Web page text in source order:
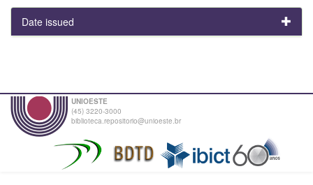
Date issued
UNIOESTE
(45) 3220-3000
biblioteca.repositorio@unioeste.br